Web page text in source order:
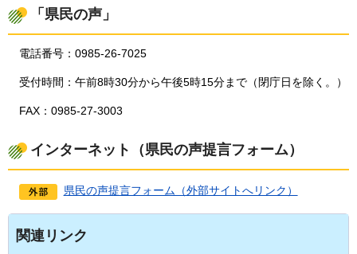
「県民の声」
電話番号：0985-26-7025
受付時間：午前8時30分から午後5時15分まで（閉庁日を除く。）
FAX：0985-27-3003
インターネット（県民の声提言フォーム）
県民の声提言フォーム（外部サイトへリンク）
関連リンク